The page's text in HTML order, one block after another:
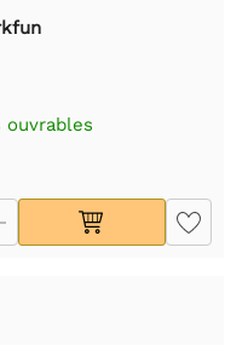
ouvrables